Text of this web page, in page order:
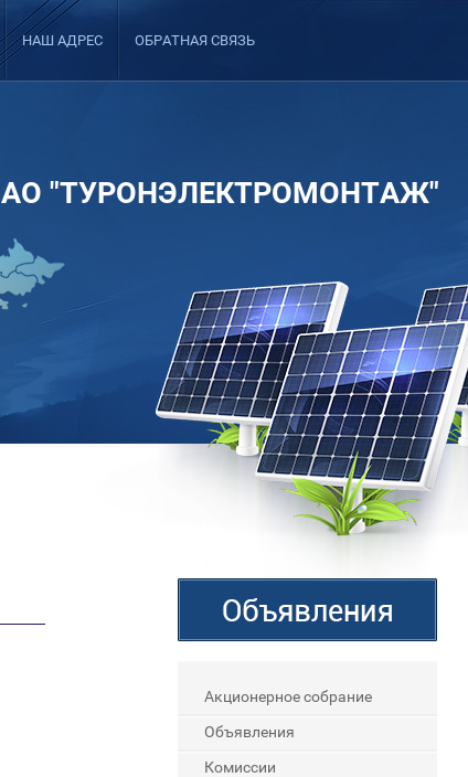
АО "ТУРОНЭЛЕКТРОМОНТАЖ"
НАШ АДРЕС ОБРАТНАЯ СВЯЗЬ
Акционерное собрание
Объявления
Комиссии